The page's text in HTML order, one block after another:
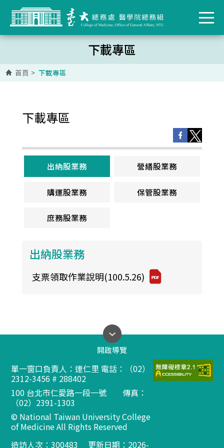
下載專區
首頁 > 下載專區
下載專區
出納股業務 營繕股業務
購運股業務 保管股業務
庶務股業務
出納股業務
支票領取作業說明(100.5.26)
開啟導覽
單一窗口負責人：連仁里 電話：（02）
2312-3456 # 288402
100 台北市仁愛路一段一號 傳真：
（02）2391-1303
© National Taiwan University College
of Medicine All Rights Reserved
造訪人次：300483 更新日期：2026-